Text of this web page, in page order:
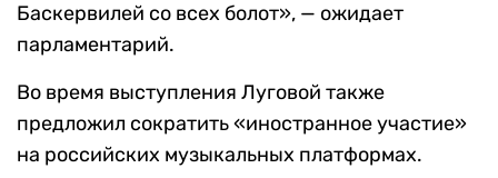
Баскервилей со всех болот», — ожидает
парламентарий.
Во время выступления Луговой также
предложил сократить «иностранное участие»
на российских музыкальных платформах.